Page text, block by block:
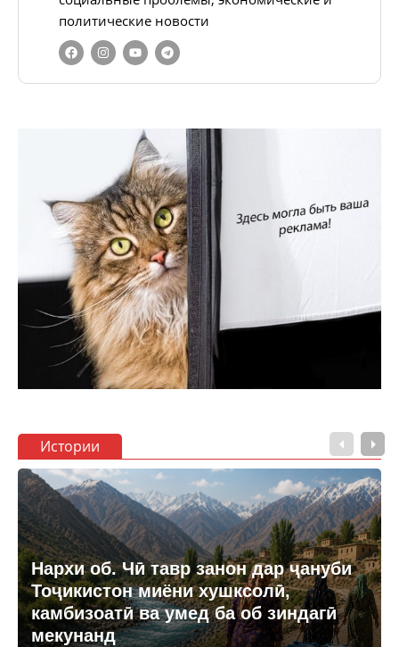
политические новости
Истории
Нархи об. Чӣ тавр занон дар ҷануби
Тоҷикистон миёни хушксолӣ,
камбизоатӣ ва умед ба об зиндагӣ
мекунанд